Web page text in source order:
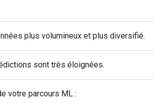
plus volumineux et plus diversifié.
sont très éloignées.
votre parcours ML :